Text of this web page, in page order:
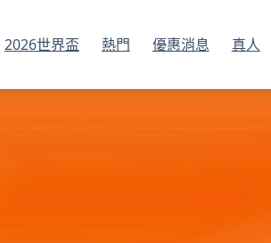
2026世界盃 熱門 優惠消息 真人